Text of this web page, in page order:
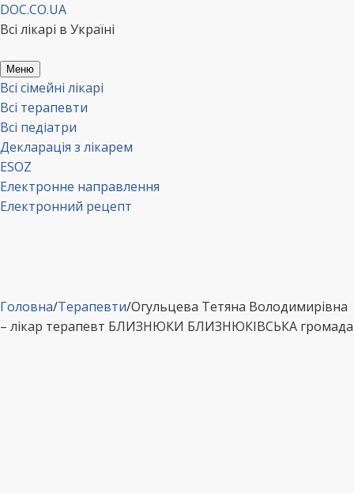
Перейти
до
DOC.CO.UA
Всі лікарі в Україні
Меню
Всі сімейні лікарі
Всі терапевти
Всі педіатри
Декларація з лікарем
ESOZ
Електронне направлення
Електронний рецепт
Головна/Терапевти/Огульцева Тетяна Володимирівна
– лікар терапевт БЛИЗНЮКИ БЛИЗНЮКІВСЬКА громада